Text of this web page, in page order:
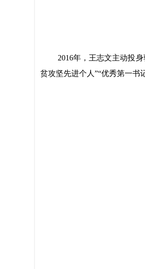
2016年，王志文主动投身
贫攻坚先进个人”“优秀第一书